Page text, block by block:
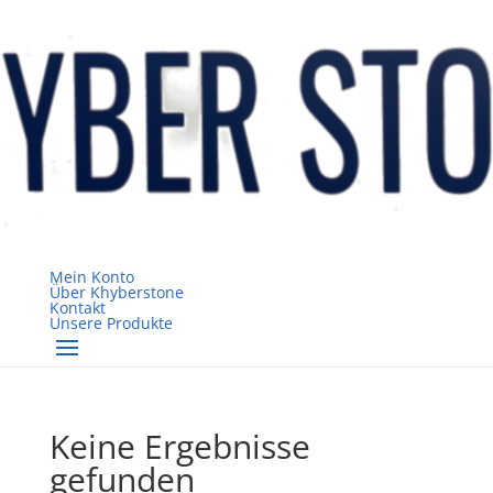
Mein Konto
Über Khyberstone
Kontakt
Unsere Produkte
Keine Ergebnisse
gefunden